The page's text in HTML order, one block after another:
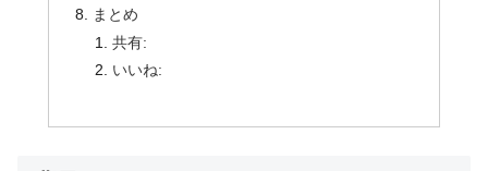
まとめ
共有:
いいね: